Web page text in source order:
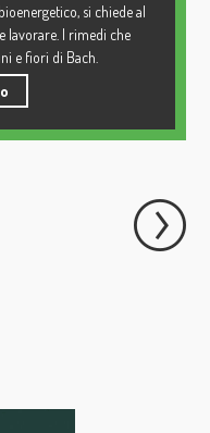
si chiede al
lavorare. I rimedi che
e fiori di Bach.
ed hanno una
minuti.